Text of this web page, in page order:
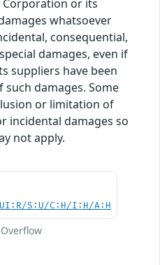
or its
whatsoever
consequential,
damages, even if
suppliers have been
damages. Some
or limitation of
incidental damages so
not apply.
S:U/C:H/I:H/A:H